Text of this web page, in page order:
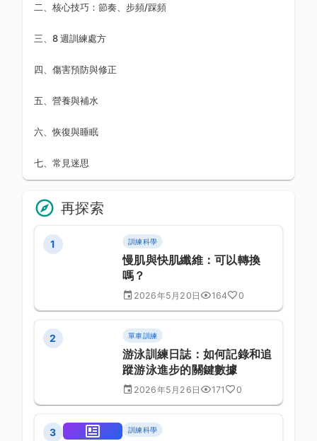
二、核心技巧：節奏、步頻/踩頻
三、8 週訓練處方
四、傷害預防與修正
五、營養與補水
六、恢復與睡眠
七、常見迷思
再探索
1 訓練科學
慢肌與快肌纖維：可以轉換
嗎？
2026年5月20日 164 0
2 單車訓練
游泳訓練日誌：如何記錄和追
蹤游泳進步的關鍵數據
2026年5月26日 171 0
3 訓練科學